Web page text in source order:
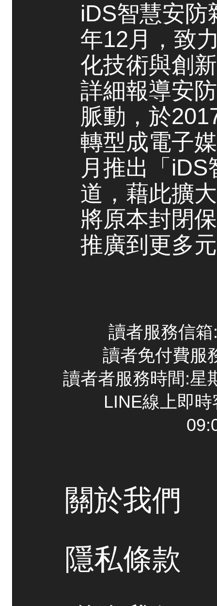
iDS智慧安防
年12月，致
化技術與創
詳細報導安
脈動，於
轉型成電子
月推出「
道，藉此擴
將原本封閉
推廣到更多
讀者服務信
讀者免付費服
讀者者服務時間:星
LINE線上即
關於我們
隱私條款